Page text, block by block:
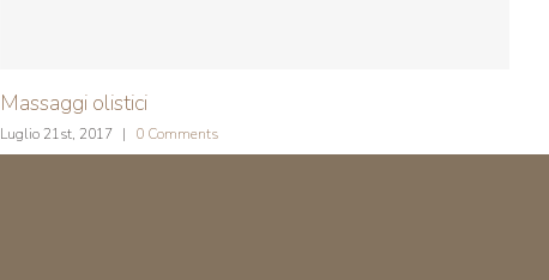
Massaggi olistici
Luglio 21st, 2017 | 0 Comments